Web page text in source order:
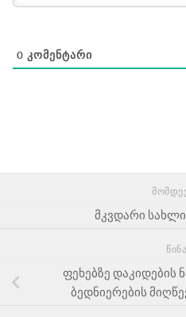
0 ᲙᲝᲛᲔᲜᲢᲐᲠᲘ
მკვდარი
ᲬᲘᲜᲐ
ფეხებზე დაკიდების
ბედნიერების